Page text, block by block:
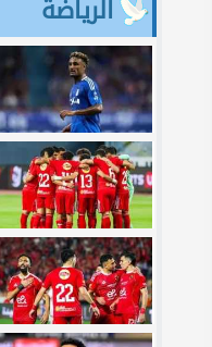
الرياضة